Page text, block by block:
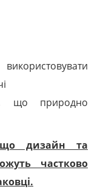
що природно
дизайн та
частково